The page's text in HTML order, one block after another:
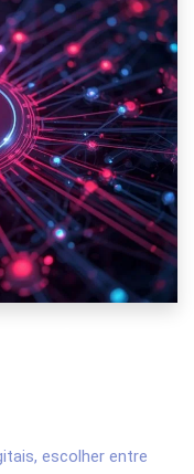
escolher entre